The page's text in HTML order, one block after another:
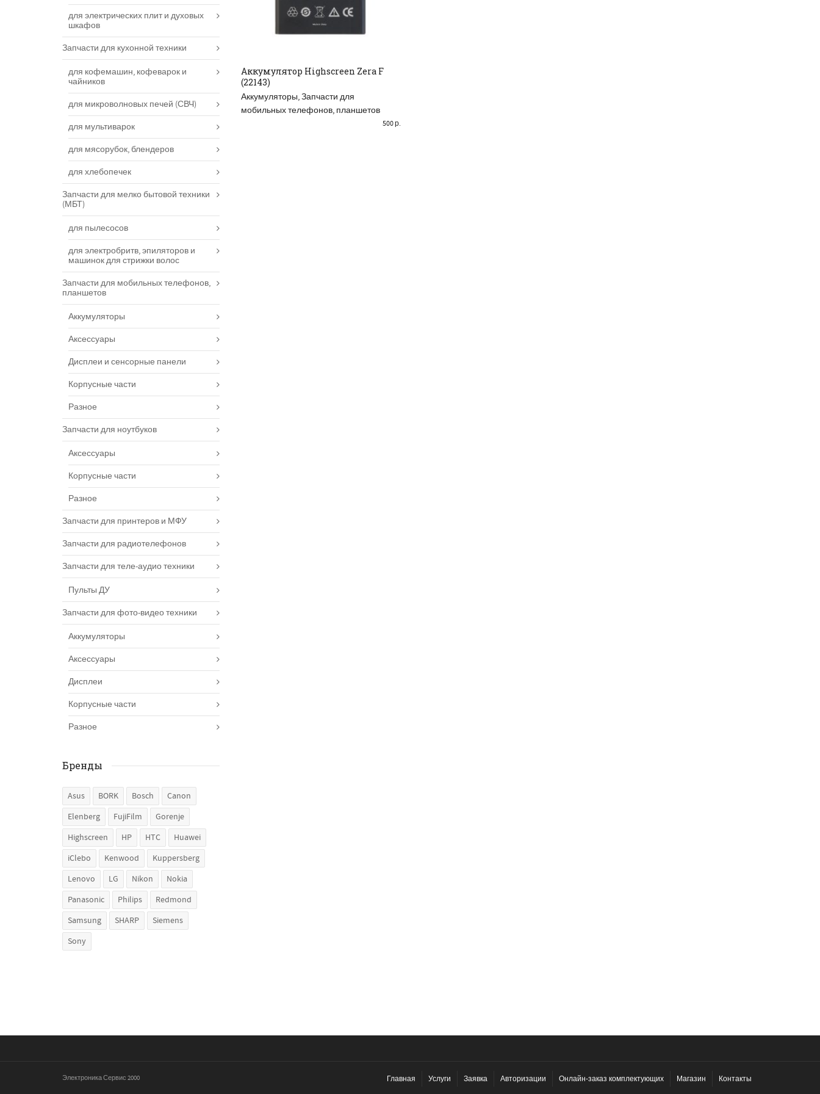
ДОБАВИТЬ В КОРЗИНУ
Аккумулятор Highscreen Zera F
(22143)
Аккумуляторы,Запчасти для
мобильных телефонов, планшетов
500р.
для электрических плит и духовых
шкафов
Запчасти для кухонной техники
для кофемашин, кофеварок и
чайников
для микроволновых печей (СВЧ)
для мультиварок
для мясорубок, блендеров
для хлебопечек
Запчасти для мелко бытовой техники
(МБТ)
для пылесосов
для электробритв, эпиляторов и
машинок для стрижки волос
Запчасти для мобильных телефонов,
планшетов
Аккумуляторы
Аксессуары
Дисплеи и сенсорные панели
Корпусные части
Разное
Запчасти для ноутбуков
Аксессуары
Корпусные части
Разное
Запчасти для принтеров и МФУ
Запчасти для радиотелефонов
Запчасти для теле-аудио техники
Пульты ДУ
Запчасти для фото-видео техники
Аккумуляторы
Аксессуары
Дисплеи
Корпусные части
Разное
Бренды
Asus BORK Bosch
Canon
Elenberg
FujiFilm
Gorenje
Highscreen
HP HTC
Huawei
iClebo
Kenwood
Kuppersberg
Lenovo
LG Nikon
Nokia
Panasonic
Philips
Redmond
Samsung
SHARP
Siemens
Sony
Электроника Сервис 2000 Главная Услуги Заявка Авторизации Онлайн-заказ комплектующих Магазин Контакты